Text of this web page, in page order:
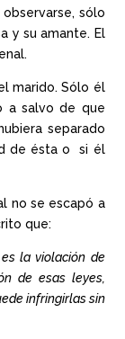
sólo
y su amante. El
marido. Sólo él
a salvo de que
separado
de ésta o si él
no se escapó a
que:
la violación de
de esas leyes,
infringirlas sin